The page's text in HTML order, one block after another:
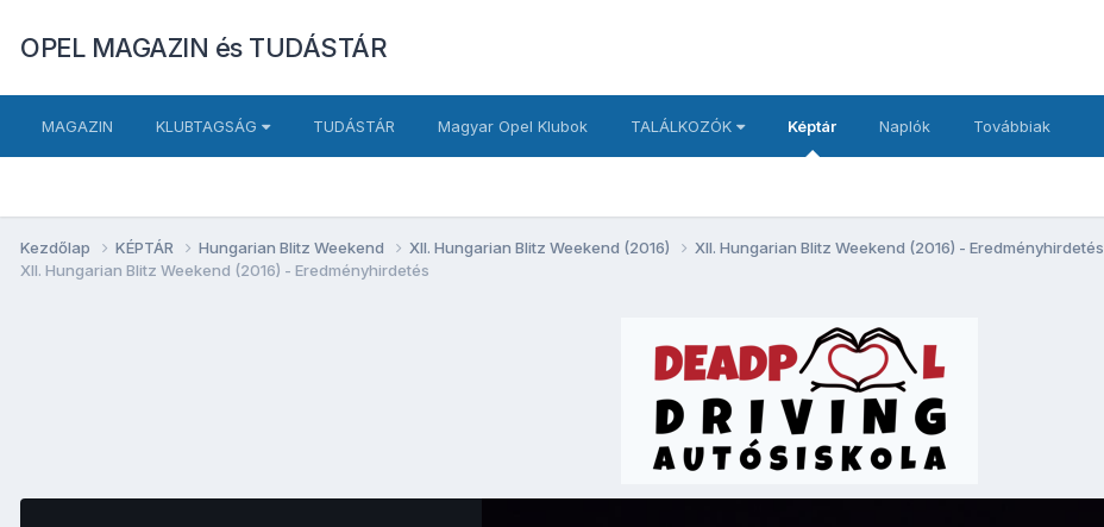
OPEL MAGAZIN és TUDÁSTÁR
MAGAZIN KLUBTAGSÁG TUDÁSTÁR Magyar Opel Klubok TALÁLKOZÓK Képtár Naplók Továbbiak
Kezdőlap KÉPTÁR Hungarian Blitz Weekend XII. Hungarian Blitz Weekend (2016)
XII. Hungarian Blitz Weekend (2016) - Eredményhirdetés
XII. Hungarian Blitz Weekend (2016) - Eredményhirdetés